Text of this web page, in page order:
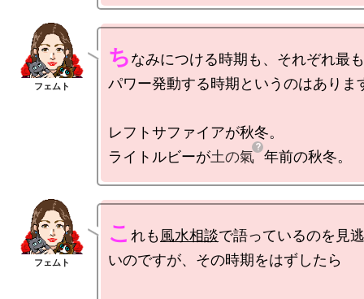
ちなみにつける時期も、それぞれ最
パワー発動する時期というのはありま
レフトサファイアが秋冬。
ライトルビーが土の氣
こ れも風水相談で語っているのを見
いのですが、その時期をはずしたら